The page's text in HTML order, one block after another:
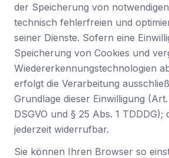
der Speicherung von
technisch fehlerfreien und
seiner Dienste. Sofern eine
Speicherung von Cookies und
Wiedererkennungstechnologien
erfolgt die Verarbeitung
Grundlage dieser Einwilligung
DSGVO und § 25 Abs. 1 TDDDG);
jederzeit widerrufbar.
Sie können Ihren Browser so